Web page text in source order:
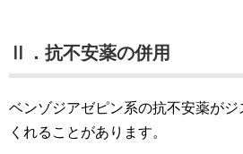
Ⅱ．抗不安薬の併用
ベンゾジアゼピン系の抗不安薬が
くれることがあります。